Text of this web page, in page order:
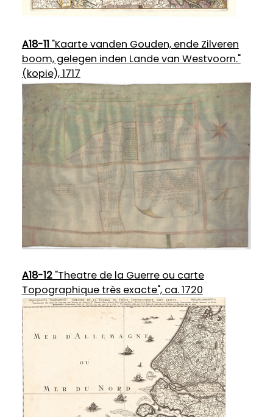
A18-11"Kaarte vanden Gouden, ende Zilveren
boom, gelegen inden Lande van Westvoorn."
(kopie), 1717
A18-12"Theatre de la Guerre ou carte
Topographique très exacte", ca. 1720